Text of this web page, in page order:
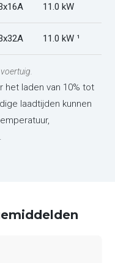
11.0 kW
11.0 kW ¹
het laden van 10% tot
laadtijden kunnen